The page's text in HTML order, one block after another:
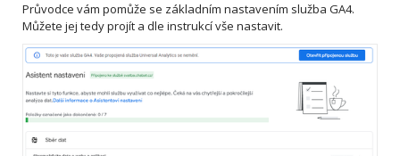
Průvodce vám pomůže se základním nastavením služba GA4.
Můžete jej tedy projít a dle instrukcí vše nastavit.